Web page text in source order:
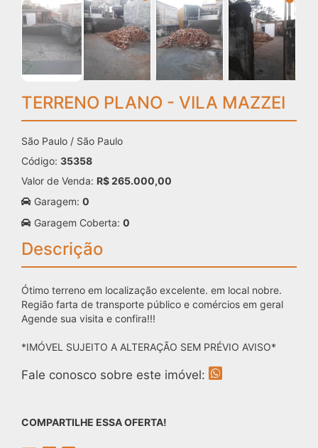
TERRENO PLANO - VILA MAZZEI
São Paulo / São Paulo
Código: 35358
Valor de Venda: R$ 265.000,00
Garagem: 0
Garagem Coberta: 0
Descrição
Ótimo terreno em localização excelente. em local nobre.
Região farta de transporte público e comércios em geral
Agende sua visita e confira!!!
*IMÓVEL SUJEITO A ALTERAÇÃO SEM PRÉVIO AVISO*
Fale conosco sobre este imóvel:
COMPARTILHE ESSA OFERTA!